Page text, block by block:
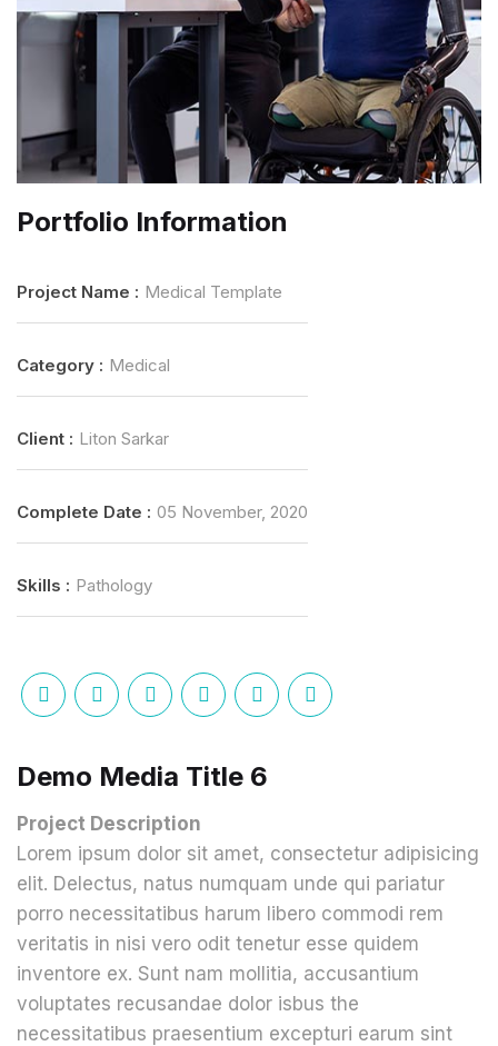
Portfolio Information
Project Name : Medical Template
Category : Medical
Client : Liton Sarkar
Complete Date : 05 November, 2020
Skills : Pathology
Demo Media Title 6
Project Description
Lorem ipsum dolor sit amet, consectetur adipisicing
elit. Delectus, natus numquam unde qui pariatur
porro necessitatibus harum libero commodi rem
veritatis in nisi vero odit tenetur esse quidem
inventore ex. Sunt nam mollitia, accusantium
voluptates recusandae dolor isbus the
necessitatibus praesentium excepturi earum sint